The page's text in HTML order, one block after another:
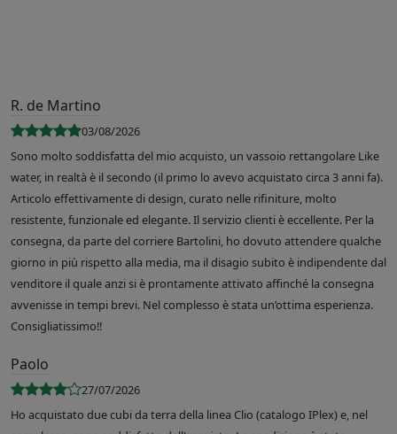
R. de Martino
03/08/2026
Sono molto soddisfatta del mio acquisto, un vassoio rettangolare Like
water, in realtà è il secondo (il primo lo avevo acquistato circa 3 anni fa).
Articolo effettivamente di design, curato nelle rifiniture, molto
resistente, funzionale ed elegante. Il servizio clienti è eccellente. Per la
consegna, da parte del corriere Bartolini, ho dovuto attendere qualche
giorno in più rispetto alla media, ma il disagio subito è indipendente dal
venditore il quale anzi si è prontamente attivato affinché la consegna
avvenisse in tempi brevi. Nel complesso è stata un’ottima esperienza.
Consigliatissimo!!
Paolo
27/07/2026
Ho acquistato due cubi da terra della linea Clio (catalogo IPlex) e, nel